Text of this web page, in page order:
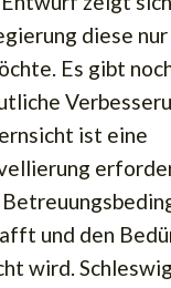
diese
Es gibt
ist eine
und den
wird.